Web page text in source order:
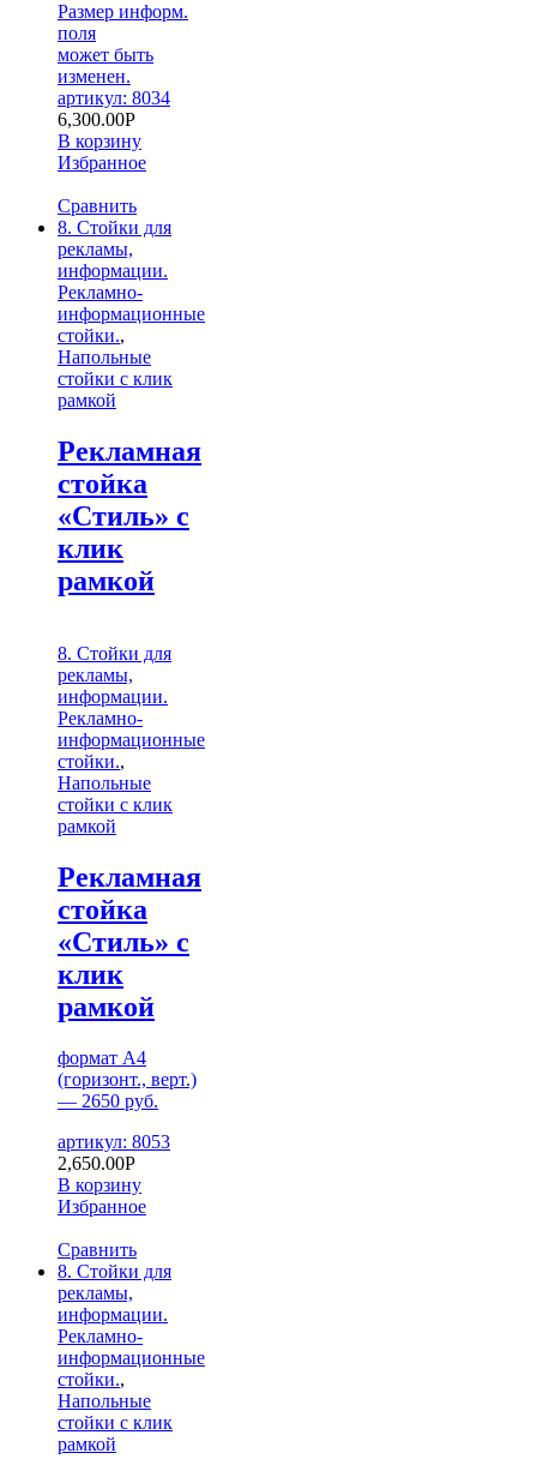
Размер информ.
поля
может быть
изменен.
артикул: 8034
6,300.00Р
В корзину
Избранное
Сравнить
8. Стойки для
рекламы,
информации.
Рекламно-
информационные
стойки.,
Напольные
стойки с клик
рамкой
Рекламная
стойка
«Стиль» с
клик
рамкой
8. Стойки для
рекламы,
информации.
Рекламно-
информационные
стойки.,
Напольные
стойки с клик
рамкой
Рекламная
стойка
«Стиль» с
клик
рамкой
формат А4
(горизонт., верт.)
— 2650 руб.
артикул: 8053
2,650.00Р
В корзину
Избранное
Сравнить
8. Стойки для
рекламы,
информации.
Рекламно-
информационные
стойки.,
Напольные
стойки с клик
рамкой